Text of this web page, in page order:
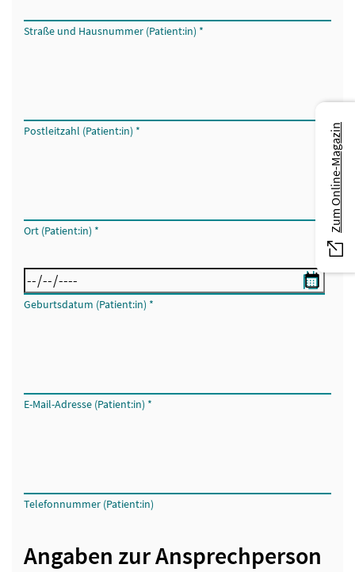
Straße und Hausnummer (Patient:in) *
Postleitzahl (Patient:in) *
Ort (Patient:in) *
Geburtsdatum (Patient:in) *
E-Mail-Adresse (Patient:in) *
Telefonnummer (Patient:in)
Angaben zur Ansprechperson
Zum Online-Magazin